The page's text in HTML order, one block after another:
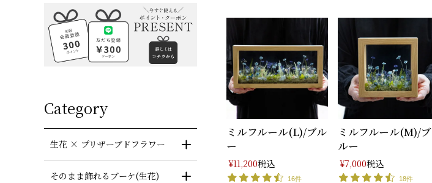
Category
生花 × プリザーブドフラワー
そのまま飾れるブーケ(生花)
ミルフルール(L)/ブル
ー
¥11,200税込
16件
ミルフルール(M)/ブ
ルー
¥7,000税込
18件